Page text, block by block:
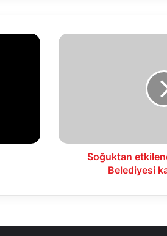
Soğuktan
Soğuktan
Belediyesi